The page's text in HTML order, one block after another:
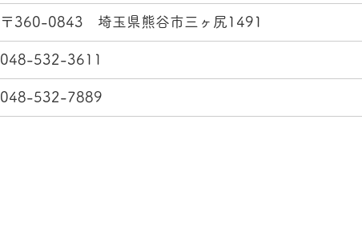
〒360-0843　埼玉県熊谷市三ヶ尻1491
048-532-3611
048-532-7889